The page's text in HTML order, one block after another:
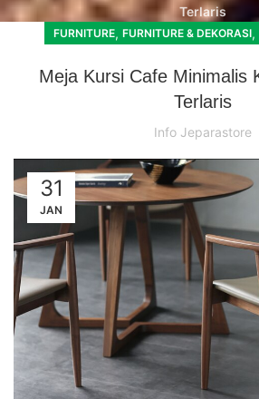
Terlaris
FURNITURE, FURNITURE & DEKORASI,
Meja Kursi Cafe Minimalis
Terlaris
Info Jeparastore
31
JAN